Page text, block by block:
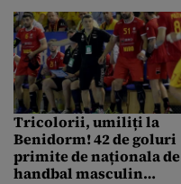
cu PSG
Tricolorii, umiliți la
Benidorm! 42 de goluri
primite de naționala de
handbal masculin